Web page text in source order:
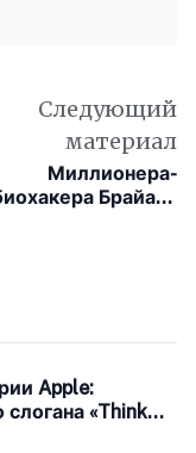
Следующий
материал
Миллионера-
Брайана
Apple:
«Think